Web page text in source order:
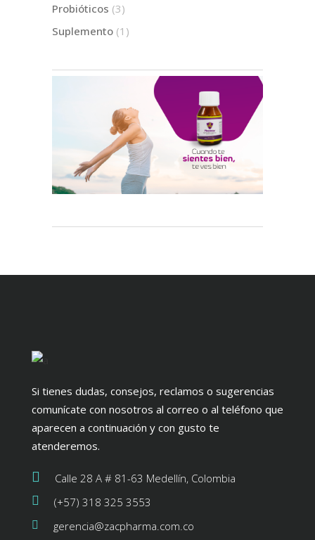
Probióticos (3)
Suplemento (1)
Si tienes dudas, consejos, reclamos o sugerencias
comunícate con nosotros al correo o al teléfono que
aparecen a continuación y con gusto te
atenderemos.
Calle 28 A # 81-63 Medellín, Colombia
(+57) 318 325 3553
gerencia@zacpharma.com.co